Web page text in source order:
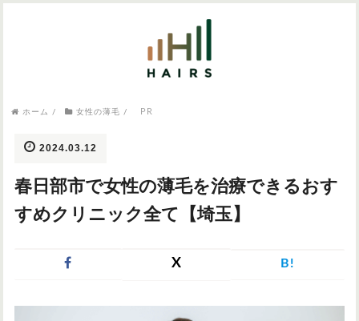
病院・クリニック
AGA
ホーム / 女性の薄毛 / PR
2024.03.12
春日部市で女性の薄毛を治療できるおす
すめクリニック全て【埼玉】
X B!
気になるワードから記事を探す
症状・悩みから記事を探す